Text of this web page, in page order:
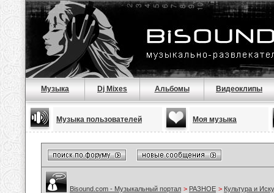
Музыка Dj Mixes Альбомы Видеоклипы
Музыка пользователей Моя музыка
Bisound.com - Музыкальный портал > РАЗНОЕ > Культура и